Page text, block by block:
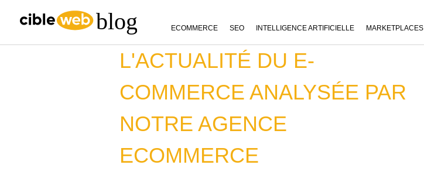
ECOMMERCE SEO INTELLIGENCE ARTIFICIELLE MARKETPLACES
L'ACTUALITÉ DU E-
COMMERCE ANALYSÉE PAR
NOTRE AGENCE
ECOMMERCE